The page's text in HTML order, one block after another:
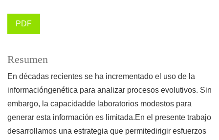
PDF
Resumen
En décadas recientes se ha incrementado el uso de la
informacióngenética para analizar procesos evolutivos. Sin
embargo, la capacidadde laboratorios modestos para
generar esta información es limitada.En el presente trabajo
desarrollamos una estrategia que permitedirigir esfuerzos